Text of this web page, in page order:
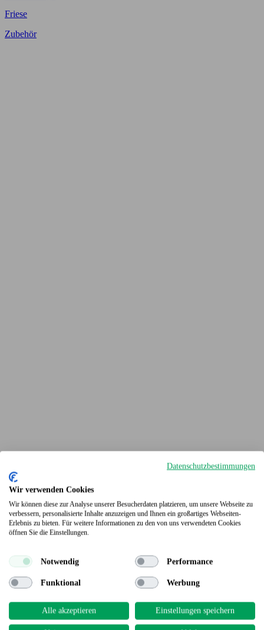
Friese
Zubehör
Terrassendielen
Datenschutzbestimmungen
Wir verwenden Cookies
Wir können diese zur Analyse unserer Besucherdaten platzieren, um unsere Webseite zu
verbessern, personalisierte Inhalte anzuzeigen und Ihnen ein großartiges Webseiten-
Erlebnis zu bieten. Für weitere Informationen zu den von uns verwendeten Cookies
öffnen Sie die Einstellungen.
Notwendig Performance
Funktional Werbung
Alle akzeptieren Einstellungen speichern